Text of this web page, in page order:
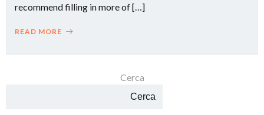
recommend filling in more of […]
READ MORE
Cerca
Cerca